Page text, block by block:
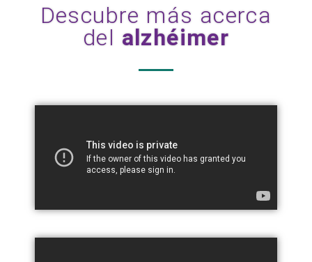
Descubre más acerca
del alzhéimer